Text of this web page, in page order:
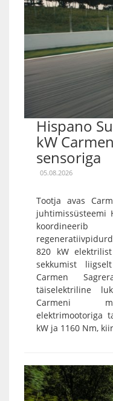
Hispano
kW
sensoriga
05.08.2026
Tootja avas
juhtimissüsteemi
koordineerib
820 kW
sekkumist
Carmen
täiselektriline
Carmeni
elektrimootoriga
kW ja 1160 Nm,